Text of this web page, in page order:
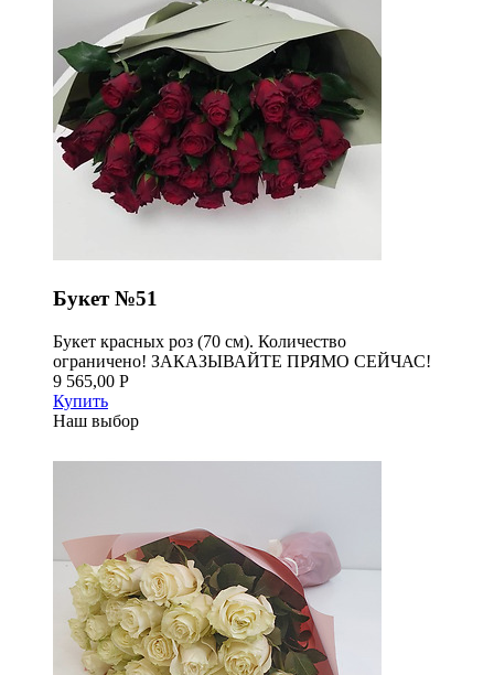
Букет №51
Букет красных роз (70 см). Количество
ограничено! ЗАКАЗЫВАЙТЕ ПРЯМО СЕЙЧАС!
9 565,00 Р
Купить
Наш выбор